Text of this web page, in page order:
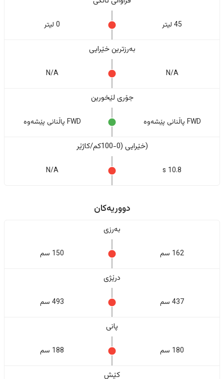
45 لیتر 0 لیتر
بەرزترین خێرایی
N/A
N/A
جۆری لێخورین
FWD پاڵنانی پێشەوە FWD پاڵنانی پێشەوە
(خێرایی (0-100کم/کاژێر
10.8 s
N/A
دووریەکان
بەرزی
162 سم 150 سم
درێژی
437 سم 493 سم
پانی
180 سم 188 سم
کێش